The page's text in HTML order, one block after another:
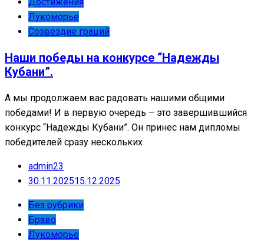
Лукоморье
Созвездие граций
Наши победы на конкурсе “Надежды
Кубани”.
А мы продолжаем вас радовать нашими общими
победами! И в первую очередь – это завершившийся
конкурс “Надежды Кубани”. Он принес нам дипломы
победителей сразу нескольких
admin23
30.11.202515.12.2025
Без рубрики
Браво
Лукоморье